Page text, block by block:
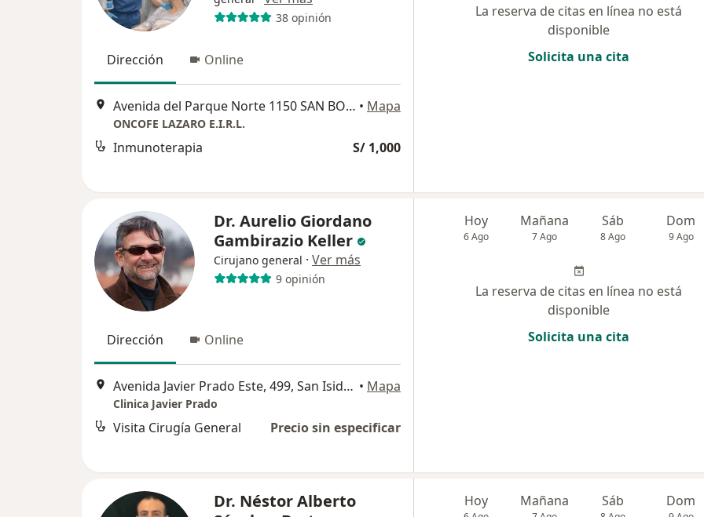
38 opinión
Dirección Online
Avenida del Parque Norte 1150 SAN BORJA, San Borja • Mapa
ONCOFE LAZARO E.I.R.L.
Inmunoterapia S/ 1,000
La reserva de citas en línea no está
disponible
Solicita una cita
Dr. Aurelio Giordano
Gambirazio Keller
Cirujano general · Ver más
9 opinión
Dirección Online
Avenida Javier Prado Este, 499, San Isidro • Mapa
Clinica Javier Prado
Visita Cirugía General Precio sin especificar
Hoy
6 Ago
Mañana
7 Ago
Sáb
8 Ago
Dom
9 Ago
La reserva de citas en línea no está
disponible
Solicita una cita
Dr. Néstor Alberto
Hoy Mañana Sáb Dom